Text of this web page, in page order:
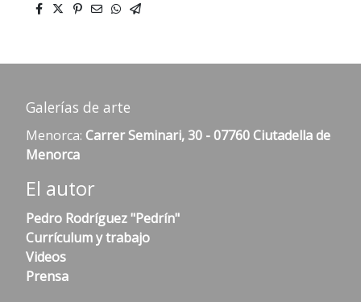
Galerías de arte
Menorca: Carrer Seminari, 30 - 07760 Ciutadella de
Menorca
El autor
Pedro Rodríguez "Pedrín"
Currículum y trabajo
Videos
Prensa